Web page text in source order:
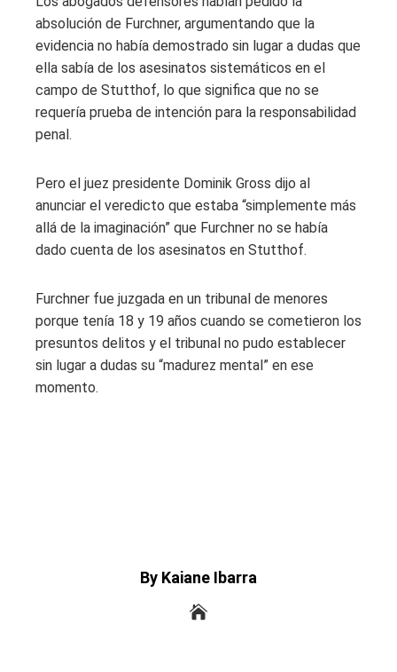
absolución de Furchner, argumentando que la
evidencia no había demostrado sin lugar a dudas que
ella sabía de los asesinatos sistemáticos en el
campo de Stutthof, lo que significa que no se
requería prueba de intención para la responsabilidad
penal.
Pero el juez presidente Dominik Gross dijo al
anunciar el veredicto que estaba “simplemente más
allá de la imaginación” que Furchner no se había
dado cuenta de los asesinatos en Stutthof.
Furchner fue juzgada en un tribunal de menores
porque tenía 18 y 19 años cuando se cometieron los
presuntos delitos y el tribunal no pudo establecer
sin lugar a dudas su “madurez mental” en ese
momento.
By Kaiane Ibarra